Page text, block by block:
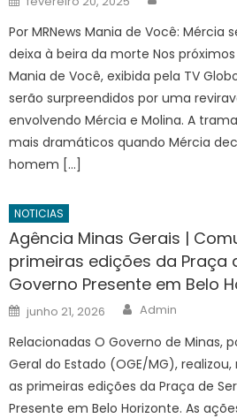
on
Por MRNews Mania de Você: Mércia
deixa à beira da morte Nos
Mania de Você, exibida pela TV
serão surpreendidos por uma
envolvendo Mércia e Molina. A
mais dramáticos quando Mércia
homem […]
NOTICIAS
Agência Minas Gerais |
primeiras edições da Praça
Governo Presente em Belo
Posted
on
junho 21, 2026 Author
Admin
Relacionadas O Governo de Minas,
Geral do Estado (OGE/MG),
as primeiras edições da Praça de
Presente em Belo Horizonte. As